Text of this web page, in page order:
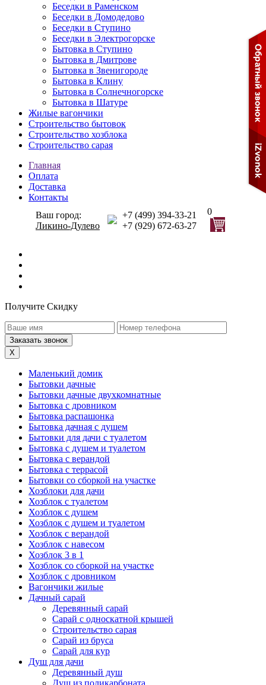
Беседки в Раменском
Беседки в Домодедово
Беседки в Ступино
Беседки в Электрогорске
Бытовка в Ступино
Бытовка в Дмитрове
Бытовка в Звенигороде
Бытовка в Клину
Бытовка в Солнечногорске
Бытовка в Шатуре
Жилые вагончики
Строительство бытовок
Строительство хозблока
Строительство сарая
Главная
Оплата
Доставка
Контакты
Ваш город:
Ликино-Дулево
+7 (499) 394-33-21
+7 (929) 672-63-27
0
Получите Скидку
X
Маленький домик
Бытовки дачные
Бытовки дачные двухкомнатные
Бытовка с дровником
Бытовка распашонка
Бытовка дачная с душем
Бытовки для дачи с туалетом
Бытовка с душем и туалетом
Бытовка с верандой
Бытовка с террасой
Бытовки со сборкой на участке
Хозблоки для дачи
Хозблок с туалетом
Хозблок с душем
Хозблок с душем и туалетом
Хозблок с верандой
Хозблок с навесом
Хозблок 3 в 1
Хозблок со сборкой на участке
Хозблок с дровником
Вагончики жилые
Дачный сарай
Деревянный сарай
Cарай с односкатной крышей
Строительство сарая
Сарай из бруса
Сарай для кур
Душ для дачи
Деревянный душ
Душ из поликарбоната